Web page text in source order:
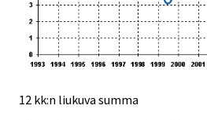
12 kk:n liukuva summa